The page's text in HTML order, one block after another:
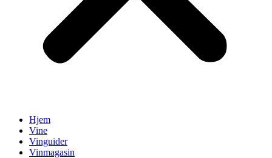
Hjem
Vine
Vinguider
Vinmagasin